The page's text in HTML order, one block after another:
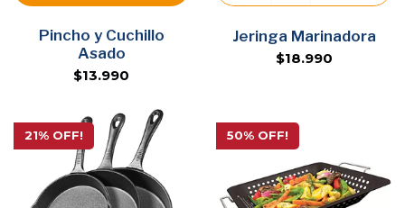
Pincho y Cuchillo
Asado
$13.990
Agregar
Jeringa Marinadora
$18.990
21% OFF! 50% OFF!